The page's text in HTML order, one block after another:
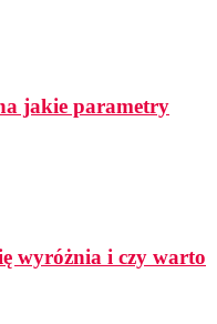
jakie parametry
wyróżnia i czy warto